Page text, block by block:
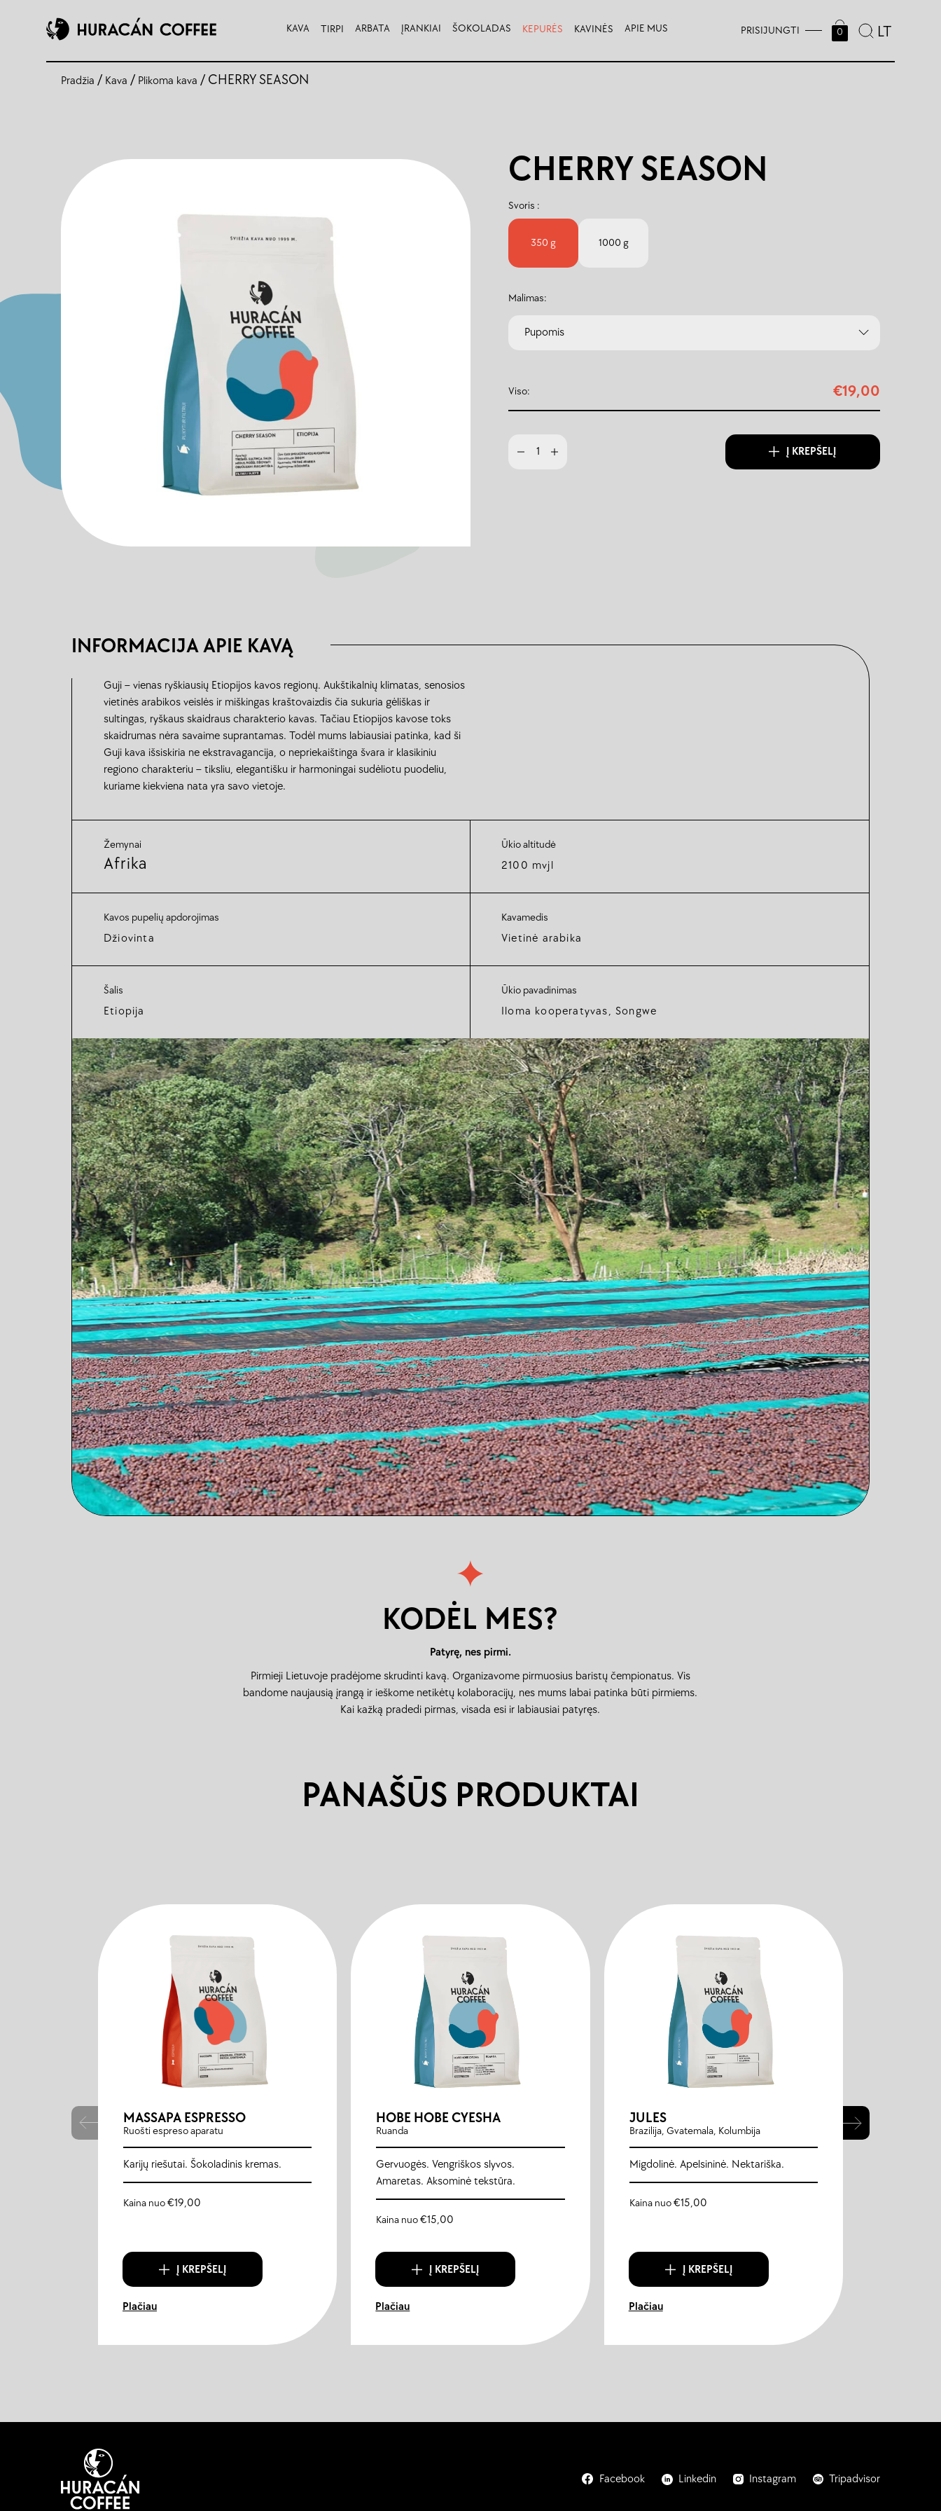
KAVA TIRPI ARBATA ĮRANKIAI ŠOKOLADAS KEPURĖS KAVINĖS APIE MUS PRISIJUNGTI 0 LT
Pradžia / Kava / Plikoma kava / CHERRY SEASON
CHERRY SEASON
Svoris :
350 g 1000 g
Malimas:
Pupomis
Viso: €19,00
Į KREPŠELĮ
INFORMACIJA APIE KAVĄ
Guji – vienas ryškiausių Etiopijos kavos regionų. Aukštikalnių klimatas, senosios
vietinės arabikos veislės ir miškingas kraštovaizdis čia sukuria gėliškas ir
sultingas, ryškaus skaidraus charakterio kavas. Tačiau Etiopijos kavose toks
skaidrumas nėra savaime suprantamas. Todėl mums labiausiai patinka, kad ši
Guji kava išsiskiria ne ekstravagancija, o nepriekaištinga švara ir klasikiniu
regiono charakteriu – tiksliu, elegantišku ir harmoningai sudėliotu puodeliu,
kuriame kiekviena nata yra savo vietoje.
Žemynai
Afrika
Ūkio altitudė
2100 mvjl
Kavos pupelių apdorojimas
Džiovinta
Kavamedis
Vietinė arabika
Šalis
Etiopija
Ūkio pavadinimas
Iloma kooperatyvas, Songwe
KODĖL MES?
Patyrę, nes pirmi.
Pirmieji Lietuvoje pradėjome skrudinti kavą. Organizavome pirmuosius baristų čempionatus. Vis
bandome naujausią įrangą ir ieškome netikėtų kolaboracijų, nes mums labai patinka būti pirmiems.
Kai kažką pradedi pirmas, visada esi ir labiausiai patyręs.
PANAŠŪS PRODUKTAI
MASSAPA ESPRESSO
Ruošti espreso aparatu
Karijų riešutai. Šokoladinis kremas.
Kaina nuo€19,00
Į KREPŠELĮ
Plačiau
HOBE HOBE CYESHA
Ruanda
Gervuogės. Vengriškos slyvos.
Amaretas. Aksominė tekstūra.
Kaina nuo€15,00
Į KREPŠELĮ
Plačiau
JULES
Brazilija, Gvatemala, Kolumbija
Migdolinė. Apelsininė. Nektariška.
Kaina nuo€15,00
Į KREPŠELĮ
Plačiau
Facebook Linkedin Instagram Tripadvisor